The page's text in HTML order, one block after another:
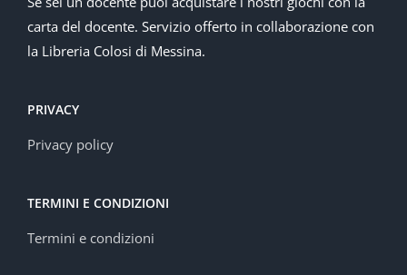
carta del docente. Servizio offerto in collaborazione con
la Libreria Colosi di Messina.
PRIVACY
Privacy policy
TERMINI E CONDIZIONI
Termini e condizioni